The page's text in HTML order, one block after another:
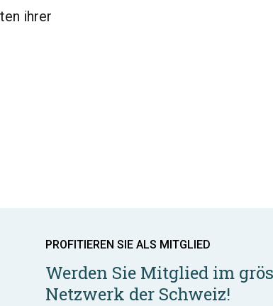
ihrer
PROFITIEREN SIE ALS MITGLIED
Werden Sie Mitglied im
Netzwerk der Schweiz!